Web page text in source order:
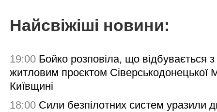
Найсвіжіші новини:
19:00 Бойко розповіла, що відбувається з
житловим проєктом Сіверськодонецької
Київщині
18:00 Сили безпілотних систем уразили